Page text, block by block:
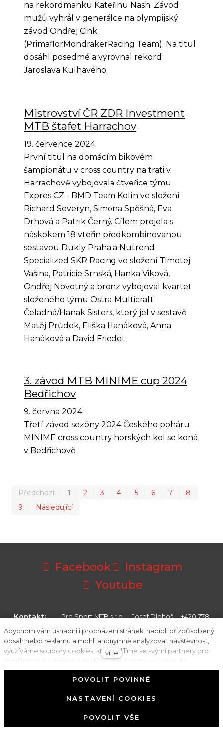
na rekordmanku Kateřinu Nash. Závod
mužů vyhrál v generálce na olympijský
závod Ondřej Cink
(PrimaflorMondrakerRacing Team). Na titul
dosáhl posedmé a vyrovnal rekord
Jaroslava Kulhavého.
Mistrovství ČR ZDR Investment
MTB štafet Harrachov
19. července 2024
První titul na domácím bikovém
šampionátu v cross country na trati v
Harrachově vybojovala čtveřice týmu
Expres CZ - BMD Team Kolín ve složení
Richard Severyn, Simona Spěšná, Eva
Drhová a Patrik Černý. Cílem projela s
náskokem 18 vteřin předkombinovanou
sestavou Dukly Praha a Nutrend
Specialized SKR Racing ve složení Timotej
Vašina, Patricie Srnská, Hanka Viková,
Ondřej Novotný a bronz vybojoval kvartet
složeného týmu Ostra-Multicraft
Čeladná/Hanak Sisters, který jel v sestavě
Matěj Průdek, Eliška Hanáková, Anna
Hanáková a David Friedel.
3. závod MTB MINIME cup 2024
Bedřichov
9. června 2024
Třetí závod sezóny 2024 Českého poháru
MINIME cross country horských kol se koná
v Bedřichově
Předchozí 1 2 3 4 5 6 7
8
9
Následující
Facebook
Instagram
Youtube
Kontakt: Pro Sport MTB s.r.o. Josef Dlohoš +420 778
Tento web běží na solidpixels.
Abychom vám usnadnili procházení stránek, nabídli přizpůsobený
obsah nebo reklamu a mohli anonymně analyzovat návštěvnost,
využíváme soubory cookies, které sdílíme se svými partnery pro
sociální média, inzerci a analýzu. Jejich nastavení upravíte
odkazem "Nastavení cookies" a kdykoliv jej můžete změnit v
patičce webu. Podrobnější informace najdete v našich Zásadách
používáním cookies?
více
POVOLIT POVINNÉ
NASTAVENÍ COOKIES
POVOLIT VŠE